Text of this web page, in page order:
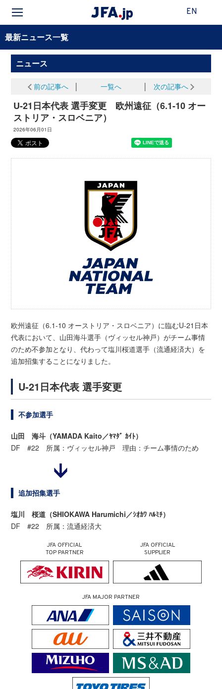
EN
最新ニュース一覧
ニュース
前の記事へ 一覧へ 次の記事へ
U-21日本代表 選手変更 欧州遠征（6.1-10 オー
ストリア・スロベニア）
2026年06月01日
欧州遠征（6.1-10 オーストリア・スロベニア）に臨むU-21日本
代表において、山田海斗選手（ヴィッセル神戸）がチーム事情
のため不参加となり、代わって塩川桜道選手（流通経済大）を
追加招集することになりました。
U-21日本代表 選手変更
不参加選手
山田 海斗（YAMADA Kaito／ﾔﾏﾀﾞ ｶｲﾄ）
DF #22 所属：ヴィッセル神戸 理由：チーム事情のため
追加招集選手
塩川 桜道（SHIOKAWA Harumichi／ｼｵｶﾜ ﾊﾙﾐﾁ）
DF #22 所属：流通経済大
JFA OFFICIAL
TOP PARTNER
JFA OFFICIAL
SUPPLIER
JFA MAJOR PARTNER